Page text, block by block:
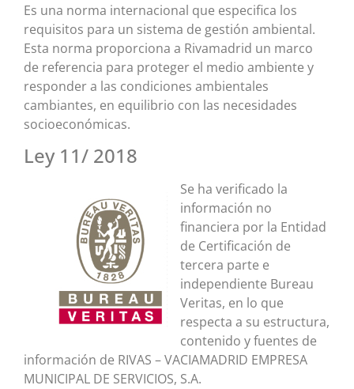
Es una norma internacional que especifica los
requisitos para un sistema de gestión ambiental.
Esta norma proporciona a Rivamadrid un marco
de referencia para proteger el medio ambiente y
responder a las condiciones ambientales
cambiantes, en equilibrio con las necesidades
socioeconómicas.
Ley 11/ 2018
Se ha verificado la
información no
financiera por la Entidad
de Certificación de
tercera parte e
independiente Bureau
Veritas, en lo que
respecta a su estructura,
contenido y fuentes de
información de RIVAS – VACIAMADRID EMPRESA
MUNICIPAL DE SERVICIOS, S.A.